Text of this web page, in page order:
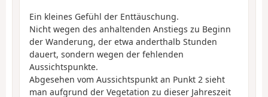
Ein kleines Gefühl der Enttäuschung.
Nicht wegen des anhaltenden Anstiegs zu Beginn
der Wanderung, der etwa anderthalb Stunden
dauert, sondern wegen der fehlenden
Aussichtspunkte.
Abgesehen vom Aussichtspunkt an Punkt 2 sieht
man aufgrund der Vegetation zu dieser Jahreszeit